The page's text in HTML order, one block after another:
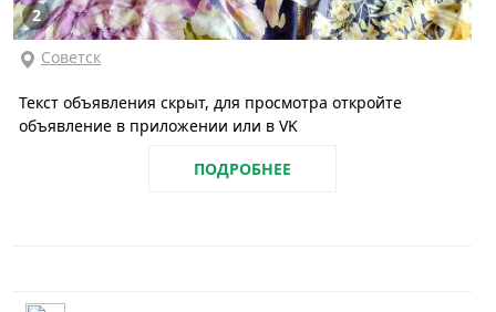
2
Советск
Текст объявления скрыт, для просмотра откройте
объявление в приложении или в VK
ПОДРОБНЕЕ